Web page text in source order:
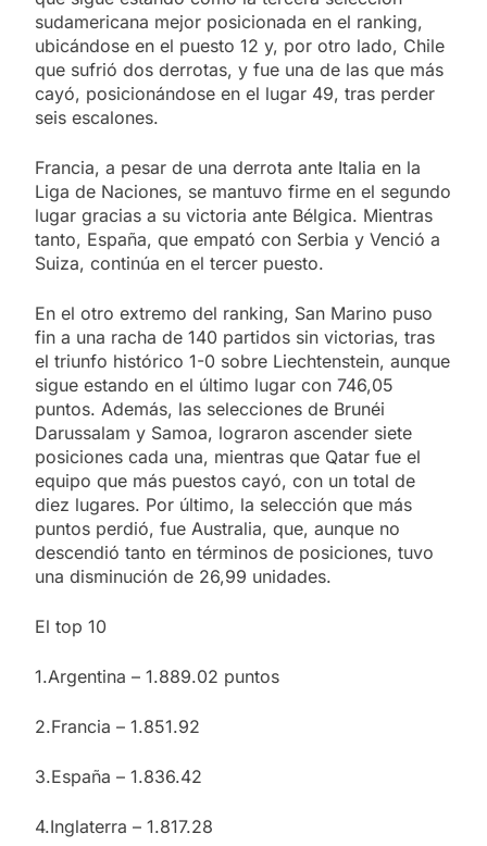
sudamericana mejor posicionada en el ranking,
ubicándose en el puesto 12 y, por otro lado, Chile
que sufrió dos derrotas, y fue una de las que más
cayó, posicionándose en el lugar 49, tras perder
seis escalones.
Francia, a pesar de una derrota ante Italia en la
Liga de Naciones, se mantuvo firme en el segundo
lugar gracias a su victoria ante Bélgica. Mientras
tanto, España, que empató con Serbia y Venció a
Suiza, continúa en el tercer puesto.
En el otro extremo del ranking, San Marino puso
fin a una racha de 140 partidos sin victorias, tras
el triunfo histórico 1-0 sobre Liechtenstein, aunque
sigue estando en el último lugar con 746,05
puntos. Además, las selecciones de Brunéi
Darussalam y Samoa, lograron ascender siete
posiciones cada una, mientras que Qatar fue el
equipo que más puestos cayó, con un total de
diez lugares. Por último, la selección que más
puntos perdió, fue Australia, que, aunque no
descendió tanto en términos de posiciones, tuvo
una disminución de 26,99 unidades.
El top 10
1.Argentina – 1.889.02 puntos
2.Francia – 1.851.92
3.España – 1.836.42
4.Inglaterra – 1.817.28